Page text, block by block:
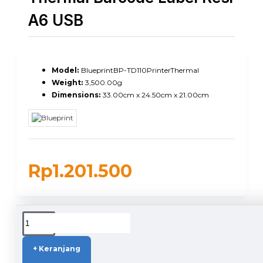
A6 USB
Rp1.201.500
Model: BlueprintBP-TD110PrinterThermal
Weight: 3,500.00g
Dimensions: 33.00cm x 24.50cm x 21.00cm
+ Keranjang
DUKUNGAN PENGIRIMAN